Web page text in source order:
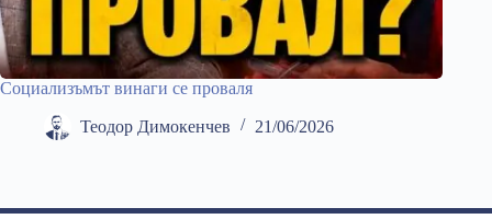
Социализъмът винаги се проваля
Теодор Димокенчев 21/06/2026